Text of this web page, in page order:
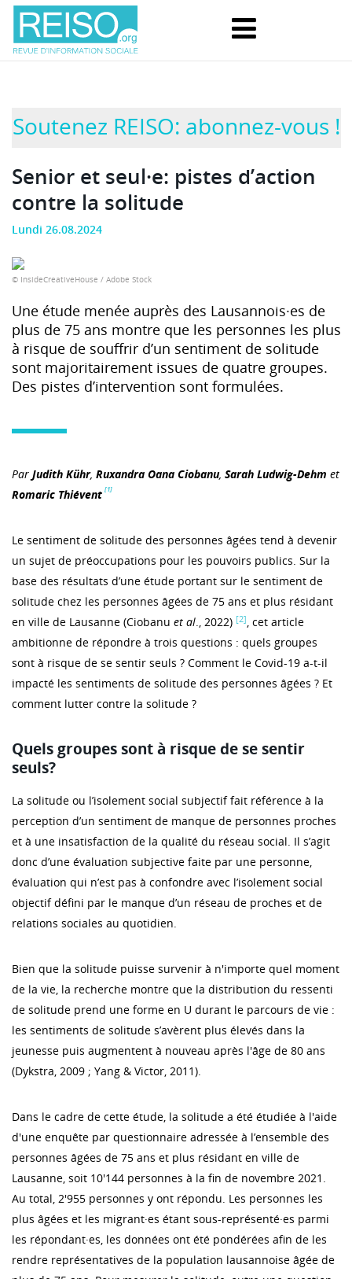
Soutenez REISO: abonnez-vous !
Senior et seul·e: pistes d’action
contre la solitude
Lundi 26.08.2024
© InsideCreativeHouse / Adobe Stock
Une étude menée auprès des Lausannois·es de
plus de 75 ans montre que les personnes les plus
à risque de souffrir d’un sentiment de solitude
sont majoritairement issues de quatre groupes.
Des pistes d’intervention sont formulées.
Par Judith Kühr, Ruxandra Oana Ciobanu, Sarah Ludwig-Dehm et
Romaric Thiévent [1]
Le sentiment de solitude des personnes âgées tend à devenir
un sujet de préoccupations pour les pouvoirs publics. Sur la
base des résultats d’une étude portant sur le sentiment de
solitude chez les personnes âgées de 75 ans et plus résidant
en ville de Lausanne (Ciobanu et al., 2022) [2], cet article
ambitionne de répondre à trois questions : quels groupes
sont à risque de se sentir seuls ? Comment le Covid-19 a-t-il
impacté les sentiments de solitude des personnes âgées ? Et
comment lutter contre la solitude ?
Quels groupes sont à risque de se sentir
seuls?
La solitude ou l’isolement social subjectif fait référence à la
perception d’un sentiment de manque de personnes proches
et à une insatisfaction de la qualité du réseau social. Il s’agit
donc d’une évaluation subjective faite par une personne,
évaluation qui n’est pas à confondre avec l’isolement social
objectif défini par le manque d’un réseau de proches et de
relations sociales au quotidien.
Bien que la solitude puisse survenir à n'importe quel moment
de la vie, la recherche montre que la distribution du ressenti
de solitude prend une forme en U durant le parcours de vie :
les sentiments de solitude s’avèrent plus élevés dans la
jeunesse puis augmentent à nouveau après l'âge de 80 ans
(Dykstra, 2009 ; Yang & Victor, 2011).
Dans le cadre de cette étude, la solitude a été étudiée à l'aide
d'une enquête par questionnaire adressée à l’ensemble des
personnes âgées de 75 ans et plus résidant en ville de
Lausanne, soit 10'144 personnes à la fin de novembre 2021.
Au total, 2'955 personnes y ont répondu. Les personnes les
plus âgées et les migrant·es étant sous-représenté·es parmi
les répondant·es, les données ont été pondérées afin de les
rendre représentatives de la population lausannoise âgée de